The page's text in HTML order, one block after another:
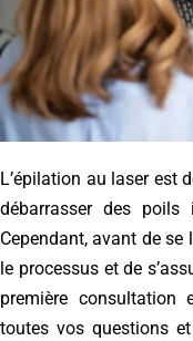
L’épilation au laser est
débarrasser des poils
Cependant, avant de
le processus et de
première consultation
toutes vos questions